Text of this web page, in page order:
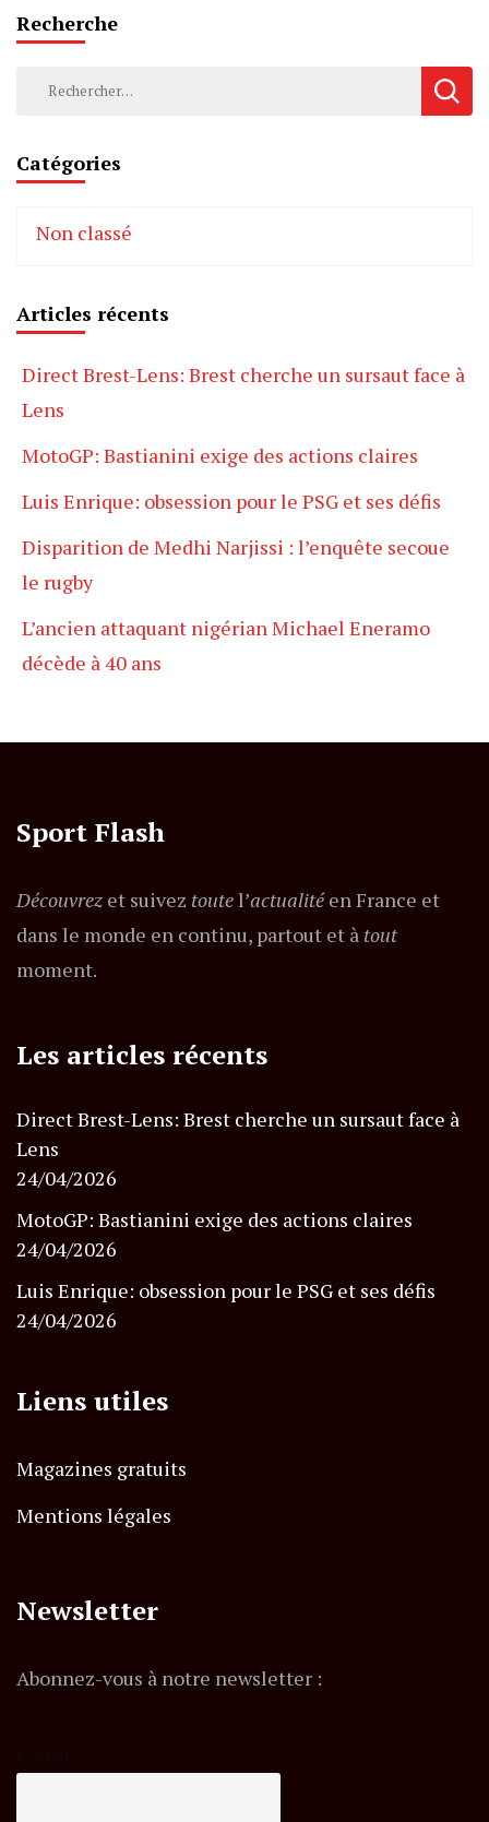
Recherche
Rechercher :
Catégories
Non classé
Articles récents
Direct Brest-Lens: Brest cherche un sursaut face à
Lens
MotoGP: Bastianini exige des actions claires
Luis Enrique: obsession pour le PSG et ses défis
Disparition de Medhi Narjissi : l’enquête secoue
le rugby
L’ancien attaquant nigérian Michael Eneramo
décède à 40 ans
Sport Flash
Découvrez et suivez toutel’actualitéen France et
dans le monde en continu, partout et à tout
moment.
Les articles récents
Direct Brest-Lens: Brest cherche un sursaut face à
Lens
24/04/2026
MotoGP: Bastianini exige des actions claires
24/04/2026
Luis Enrique: obsession pour le PSG et ses défis
24/04/2026
Liens utiles
Magazines gratuits
Mentions légales
Newsletter
Abonnez-vous à notre newsletter :